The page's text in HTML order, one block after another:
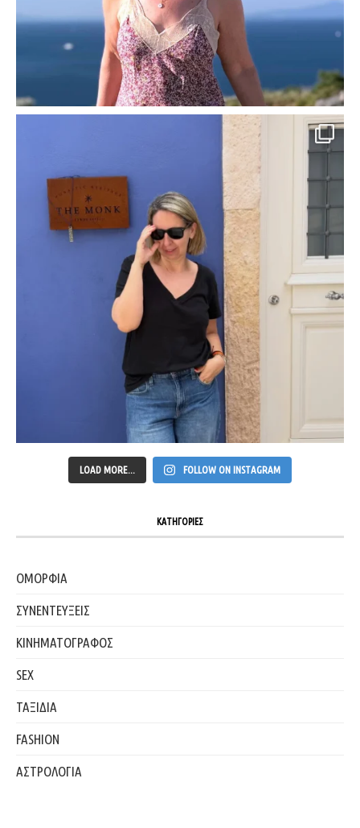
LOAD MORE... FOLLOW ON INSTAGRAM
ΚΑΤΗΓΟΡΙΕΣ
ΟΜΟΡΦΙΑ
ΣΥΝΕΝΤΕΥΞΕΙΣ
ΚΙΝΗΜΑΤΟΓΡΑΦΟΣ
SEX
ΤΑΞΙΔΙΑ
FASHION
ΑΣΤΡΟΛΟΓΙΑ